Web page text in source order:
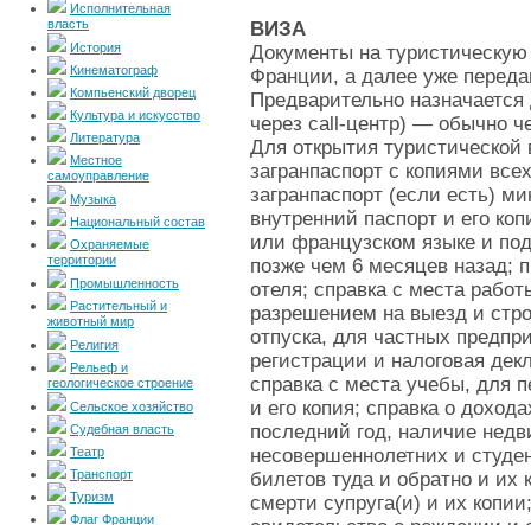
Исполнительная
власть
История
Кинематограф
Компьенский дворец
Культура и искусство
Литература
Местное
самоуправление
Музыка
Национальный состав
Охраняемые
территории
Промышленность
Растительный и
животный мир
Религия
Рельеф и
геологическое строение
Сельское хозяйство
Судебная власть
Театр
Транспорт
Туризм
Флаг Франции
ВИЗА
Документы на
Франции, а далее уже
Предварительно
через call-центр) — обычно
Для открытия
загранпаспорт с копиями
загранпаспорт (если есть)
внутренний паспорт и его
или французском языке и
позже чем 6 месяцев назад;
отеля; справка с места
разрешением на выезд и
отпуска, для частных
регистрации и налоговая
справка с места учебы, для
и его копия; справка о
последний год, наличие
несовершеннолетних и
билетов туда и обратно и их
смерти супруга(и) и их